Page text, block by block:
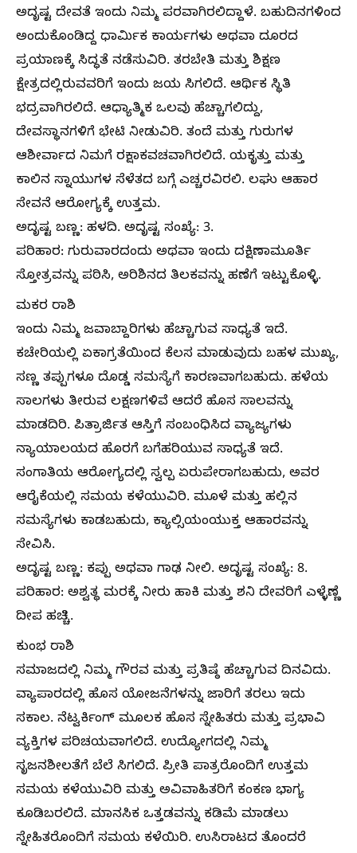
ಅದೃಷ್ಟ ದೇವತೆ ಇಂದು ನಿಮ್ಮ ಪರವಾಗಿರಲಿದ್ದಾಳೆ. ಬಹುದಿನಗಳಿಂದ
ಅಂದುಕೊಂಡಿದ್ದ ಧಾರ್ಮಿಕ ಕಾರ್ಯಗಳು ಅಥವಾ ದೂರದ
ಪ್ರಯಾಣಕ್ಕೆ ಸಿದ್ಧತೆ ನಡೆಸುವಿರಿ. ತರಬೇತಿ ಮತ್ತು ಶಿಕ್ಷಣ
ಕ್ಷೇತ್ರದಲ್ಲಿರುವವರಿಗೆ ಇಂದು ಜಯ ಸಿಗಲಿದೆ. ಆರ್ಥಿಕ ಸ್ಥಿತಿ
ಭದ್ರವಾಗಿರಲಿದೆ. ಆಧ್ಯಾತ್ಮಿಕ ಒಲವು ಹೆಚ್ಚಾಗಲಿದ್ದು,
ದೇವಸ್ಥಾನಗಳಿಗೆ ಭೇಟಿ ನೀಡುವಿರಿ. ತಂದೆ ಮತ್ತು ಗುರುಗಳ
ಆಶೀರ್ವಾದ ನಿಮಗೆ ರಕ್ಷಾಕವಚವಾಗಿರಲಿದೆ. ಯಕೃತ್ತು ಮತ್ತು
ಕಾಲಿನ ಸ್ನಾಯುಗಳ ಸೆಳೆತದ ಬಗ್ಗೆ ಎಚ್ಚರವಿರಲಿ. ಲಘು ಆಹಾರ
ಸೇವನೆ ಆರೋಗ್ಯಕ್ಕೆ ಉತ್ತಮ.
ಅದೃಷ್ಟ ಬಣ್ಣ: ಹಳದಿ. ಅದೃಷ್ಟ ಸಂಖ್ಯೆ: 3.
ಪರಿಹಾರ: ಗುರುವಾರದಂದು ಅಥವಾ ಇಂದು ದಕ್ಷಿಣಾಮೂರ್ತಿ
ಸ್ತೋತ್ರವನ್ನು ಪಠಿಸಿ, ಅರಿಶಿನದ ತಿಲಕವನ್ನು ಹಣೆಗೆ ಇಟ್ಟುಕೊಳ್ಳಿ.
ಮಕರ ರಾಶಿ
ಇಂದು ನಿಮ್ಮ ಜವಾಬ್ದಾರಿಗಳು ಹೆಚ್ಚಾಗುವ ಸಾಧ್ಯತೆ ಇದೆ.
ಕಚೇರಿಯಲ್ಲಿ ಏಕಾಗ್ರತೆಯಿಂದ ಕೆಲಸ ಮಾಡುವುದು ಬಹಳ ಮುಖ್ಯ,
ಸಣ್ಣ ತಪ್ಪುಗಳೂ ದೊಡ್ಡ ಸಮಸ್ಯೆಗೆ ಕಾರಣವಾಗಬಹುದು. ಹಳೆಯ
ಸಾಲಗಳು ತೀರುವ ಲಕ್ಷಣಗಳಿವೆ ಆದರೆ ಹೊಸ ಸಾಲವನ್ನು
ಮಾಡದಿರಿ. ಪಿತ್ರಾರ್ಜಿತ ಆಸ್ತಿಗೆ ಸಂಬಂಧಿಸಿದ ವ್ಯಾಜ್ಯಗಳು
ನ್ಯಾಯಾಲಯದ ಹೊರಗೆ ಬಗೆಹರಿಯುವ ಸಾಧ್ಯತೆ ಇದೆ.
ಸಂಗಾತಿಯ ಆರೋಗ್ಯದಲ್ಲಿ ಸ್ವಲ್ಪ ಏರುಪೇರಾಗಬಹುದು, ಅವರ
ಆರೈಕೆಯಲ್ಲಿ ಸಮಯ ಕಳೆಯುವಿರಿ. ಮೂಳೆ ಮತ್ತು ಹಲ್ಲಿನ
ಸಮಸ್ಯೆಗಳು ಕಾಡಬಹುದು, ಕ್ಯಾಲ್ಸಿಯಂಯುಕ್ತ ಆಹಾರವನ್ನು
ಸೇವಿಸಿ.
ಅದೃಷ್ಟ ಬಣ್ಣ: ಕಪ್ಪು ಅಥವಾ ಗಾಢ ನೀಲಿ. ಅದೃಷ್ಟ ಸಂಖ್ಯೆ: 8.
ಪರಿಹಾರ: ಅಶ್ವತ್ಥ ಮರಕ್ಕೆ ನೀರು ಹಾಕಿ ಮತ್ತು ಶನಿ ದೇವರಿಗೆ ಎಳ್ಳೆಣ್ಣೆ
ದೀಪ ಹಚ್ಚಿ.
ಕುಂಭ ರಾಶಿ
ಸಮಾಜದಲ್ಲಿ ನಿಮ್ಮ ಗೌರವ ಮತ್ತು ಪ್ರತಿಷ್ಠೆ ಹೆಚ್ಚಾಗುವ ದಿನವಿದು.
ವ್ಯಾಪಾರದಲ್ಲಿ ಹೊಸ ಯೋಜನೆಗಳನ್ನು ಜಾರಿಗೆ ತರಲು ಇದು
ಸಕಾಲ. ನೆಟ್ವರ್ಕಿಂಗ್ ಮೂಲಕ ಹೊಸ ಸ್ನೇಹಿತರು ಮತ್ತು ಪ್ರಭಾವಿ
ವ್ಯಕ್ತಿಗಳ ಪರಿಚಯವಾಗಲಿದೆ. ಉದ್ಯೋಗದಲ್ಲಿ ನಿಮ್ಮ
ಸೃಜನಶೀಲತೆಗೆ ಬೆಲೆ ಸಿಗಲಿದೆ. ಪ್ರೀತಿ ಪಾತ್ರರೊಂದಿಗೆ ಉತ್ತಮ
ಸಮಯ ಕಳೆಯುವಿರಿ ಮತ್ತು ಅವಿವಾಹಿತರಿಗೆ ಕಂಕಣ ಭಾಗ್ಯ
ಕೂಡಿಬರಲಿದೆ. ಮಾನಸಿಕ ಒತ್ತಡವನ್ನು ಕಡಿಮೆ ಮಾಡಲು
ಸ್ನೇಹಿತರೊಂದಿಗೆ ಸಮಯ ಕಳೆಯಿರಿ. ಉಸಿರಾಟದ ತೊಂದರೆ